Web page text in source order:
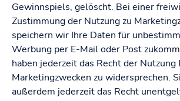
Gewinnspiels, gelöscht. Bei einer
Zustimmung der Nutzung zu
speichern wir Ihre Daten für
Werbung per E-Mail oder Post
haben jederzeit das Recht der Nutzung
Marketingzwecken zu widersprechen.
außerdem jederzeit das Recht